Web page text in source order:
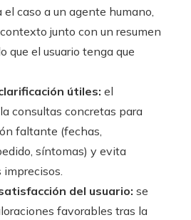
caso a un agente humano,
junto con un resumen
que el usuario tenga que
útiles: el
consultas concretas para
faltante (fechas,
síntomas) y evita
del usuario: se
favorables tras la